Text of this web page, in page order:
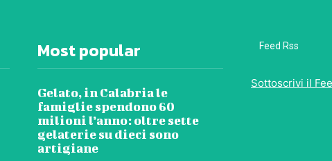
Most popular
Gelato, in Calabria le
famiglie spendono 60
milioni l’anno: oltre sette
gelaterie su dieci sono
artigiane
Feed Rss
Sottoscrivi il